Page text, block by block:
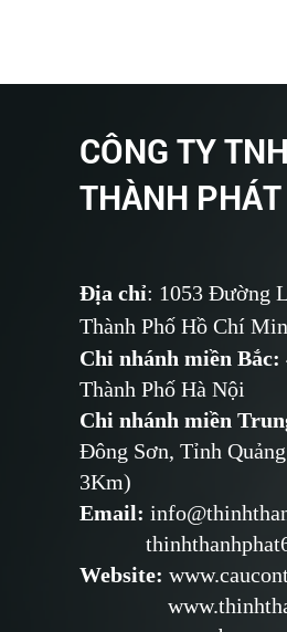
CÔNG TY
THÀNH PHÁT
Địa chỉ: 1053 Đường
Thành Phố Hồ Chí
Chi nhánh miền Bắc:
Thành Phố Hà Nội
Chi nhánh miền
Đông Sơn, Tỉnh
3Km)
Email:
Website: